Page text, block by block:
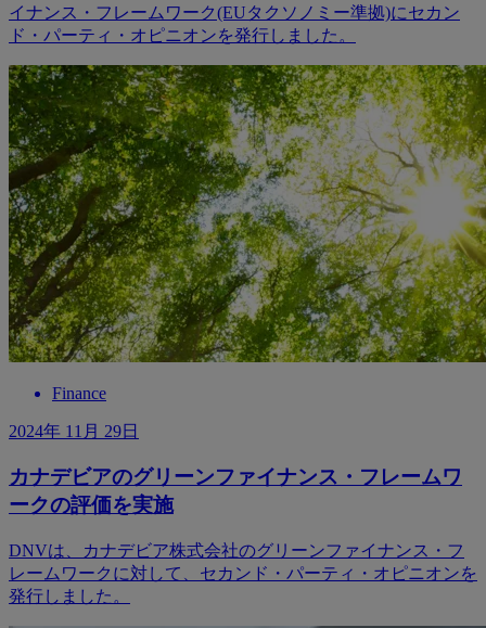
イナンス・フレームワーク(EUタクソノミー準拠)にセカン
ド・パーティ・オピニオンを発行しました。
Finance
2024年 11月 29日
カナデビアのグリーンファイナンス・フレームワ
ークの評価を実施
DNVは、カナデビア株式会社のグリーンファイナンス・フ
レームワークに対して、セカンド・パーティ・オピニオンを
発行しました。